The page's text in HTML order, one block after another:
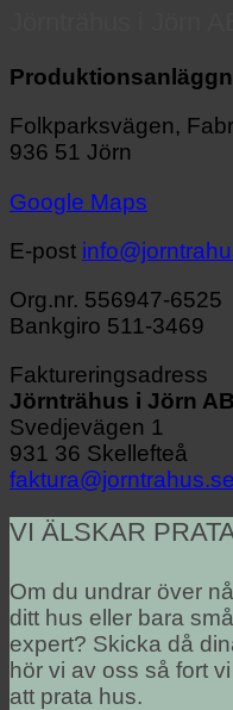
Folkparksvägen,
936 51 Jörn
Google Maps
E-post
Org.nr. 556947-6525
Bankgiro 511-3469
Faktureringsadress
Jörnträhus i Jörn AB
Svedjevägen 1
931 36 Skellefteå
faktura@jorntrahus.se
VI ÄLSKAR
Om du undrar över
ditt hus eller bara
expert? Skicka då
hör vi av oss så fort
att prata hus.